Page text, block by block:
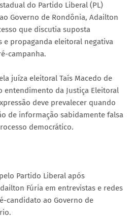
do Partido Liberal (PL)
Governo de Rondônia, Adailton
que discutia suposta
e propaganda eleitoral negativa
campanha.
juíza eleitoral Taís Macedo de
entendimento da Justiça Eleitoral
deve prevalecer quando
de informação sabidamente falsa
democrático.
Partido Liberal após
Fúria em entrevistas e redes
candidato ao Governo de